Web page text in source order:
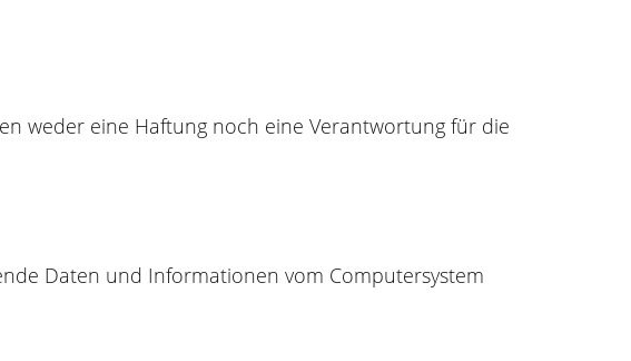
weder eine Haftung noch eine Verantwortung für die
Daten und Informationen vom Computersystem